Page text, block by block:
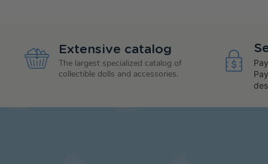
Extensive catalog
The largest specialized catalog of
collectible dolls and accessories.